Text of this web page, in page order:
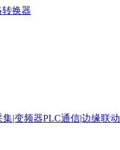
|变频器PLC通信|边缘联动